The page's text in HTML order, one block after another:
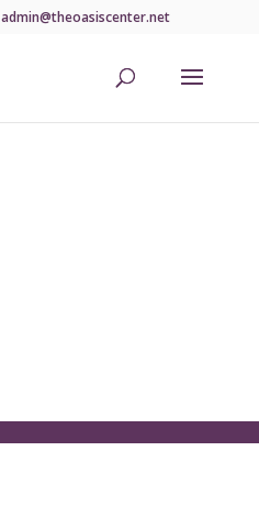
admin@theoasiscenter.net